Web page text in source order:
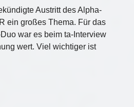
Austritt des Alpha-
ein großes Thema. Für das
war es beim ta-Interview
wert. Viel wichtiger ist